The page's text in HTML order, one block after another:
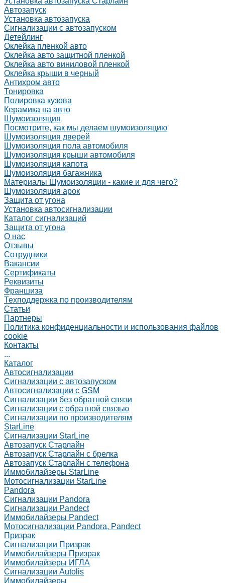
Автозапуск
Установка автозапуска
Сигнализации с автозапуском
Детейлинг
Оклейка пленкой авто
Оклейка авто защитной пленкой
Оклейка авто виниловой пленкой
Оклейка крыши в черный
Антихром авто
Тонировка
Полировка кузова
Керамика на авто
Шумоизоляция
Посмотрите, как мы делаем шумоизоляцию
Шумоизоляция дверей
Шумоизоляция пола автомобиля
Шумоизоляция крыши автомобиля
Шумоизоляция капота
Шумоизоляция багажника
Материалы Шумоизоляции - какие и для чего?
Шумоизоляция арок
Защита от угона
Установка автосигнализации
Каталог сигнализаций
Защита от угона
О нас
Отзывы
Сотрудники
Вакансии
Сертификаты
Реквизиты
Франшиза
Техподдержка по производителям
Статьи
Партнеры
Политика конфиденциальности и использования файлов
cookie
Контакты
...
Каталог
Автосигнализации
Сигнализации с автозапуском
Автосигнализации с GSM
Сигнализации без обратной связи
Сигнализации с обратной связью
Сигнализации по производителям
StarLine
Сигнализации StarLine
Автозапуск Старлайн
Автозапуск Старлайн с брелка
Автозапуск Старлайн с телефона
Иммобилайзеры StarLine
Мотосигнализации StarLine
Pandora
Сигнализации Pandora
Сигнализации Pandect
Иммобилайзеры Pandect
Мотосигнализации Pandora, Pandect
Призрак
Сигнализации Призрак
Иммобилайзеры Призрак
Иммобилайзеры ИГЛА
Сигнализации Autolis
Иммобилайзеры